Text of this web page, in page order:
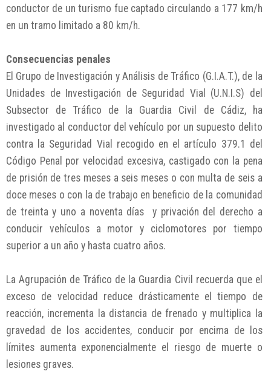
conductor de un turismo fue captado circulando a 177 km/h
en un tramo limitado a 80 km/h.
Consecuencias penales
El Grupo de Investigación y Análisis de Tráfico (G.I.A.T.), de la
Unidades de Investigación de Seguridad Vial (U.N.I.S) del
Subsector de Tráfico de la Guardia Civil de Cádiz, ha
investigado al conductor del vehículo por un supuesto delito
contra la Seguridad Vial recogido en el artículo 379.1 del
Código Penal por velocidad excesiva, castigado con la pena
de prisión de tres meses a seis meses o con multa de seis a
doce meses o con la de trabajo en beneficio de la comunidad
de treinta y uno a noventa días y privación del derecho a
conducir vehículos a motor y ciclomotores por tiempo
superior a un año y hasta cuatro años.
La Agrupación de Tráfico de la Guardia Civil recuerda que el
exceso de velocidad reduce drásticamente el tiempo de
reacción, incrementa la distancia de frenado y multiplica la
gravedad de los accidentes, conducir por encima de los
límites aumenta exponencialmente el riesgo de muerte o
lesiones graves.